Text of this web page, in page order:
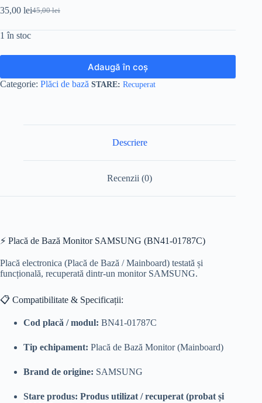
45,00lei
Prețul
a
45,00 lei.
35,00 leiPrețul
este:
1 în stoc
Adaugă în coș
Categorie: Plăci de bază Recuperat
Descriere
Recenzii (0)
⚡ Placă de Bază Monitor SAMSUNG (BN41-01787C)
Placă electronica (Placă de Bază / Mainboard) testată și
funcțională, recuperată dintr-un monitor SAMSUNG.
📋 Compatibilitate & Specificații:
Cod placă / modul: BN41-01787C
Tip echipament: Placă de Bază Monitor (Mainboard)
Brand de origine: SAMSUNG
Stare produs: Produs utilizat / recuperat (probat și